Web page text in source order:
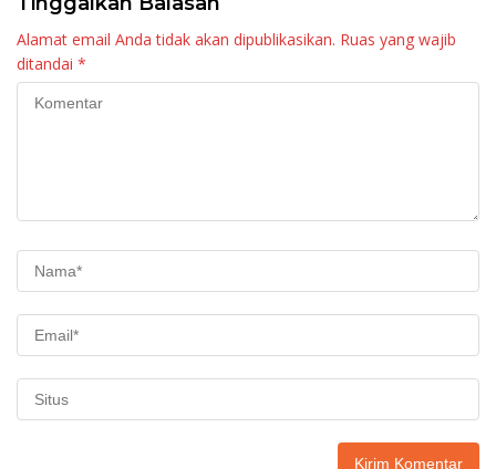
Alamat email Anda tidak akan dipublikasikan. Ruas yang wajib
ditandai *